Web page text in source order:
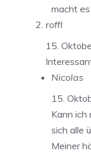
macht
roffl
15.
Nicolas
15.
Kann ich
sich alle
Meiner